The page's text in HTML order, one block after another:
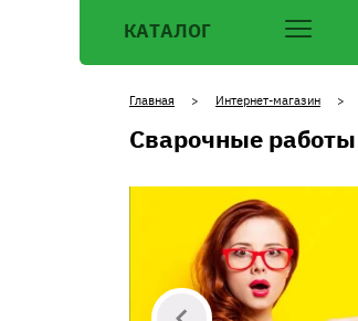
КАТАЛОГ
Главная > Интернет-магазин >
Сварочные работы